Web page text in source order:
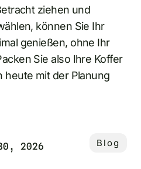
ziehen und
können Sie Ihr
genießen, ohne Ihr
Sie also Ihre Koffer
heute mit der Planung
2026 Blog